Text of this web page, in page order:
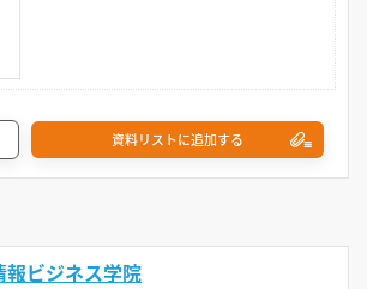
資料リストに追加する
ビジネス学院